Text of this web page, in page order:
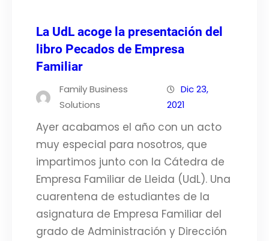
La UdL acoge la presentación del
libro Pecados de Empresa
Familiar
Family Business
Solutions
Dic 23,
2021
Ayer acabamos el año con un acto
muy especial para nosotros, que
impartimos junto con la Cátedra de
Empresa Familiar de Lleida (UdL). Una
cuarentena de estudiantes de la
asignatura de Empresa Familiar del
grado de Administración y Dirección